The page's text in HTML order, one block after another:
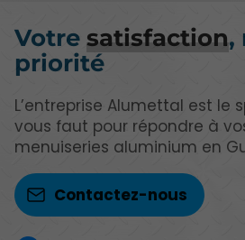
Votre satisfaction,
priorité
L’entreprise Alumettal est le
vous faut pour répondre à
menuiseries aluminium en
Contactez-nous